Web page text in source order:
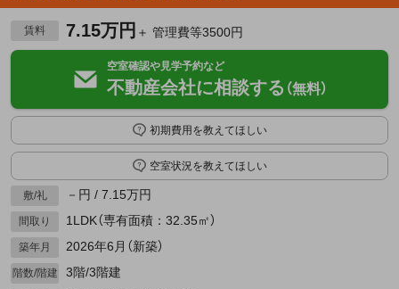
賃料 7.15万円 ＋ 管理費等3500円
空室確認や見学予約など
不動産会社に相談する （無料）
初期費用を教えてほしい
空室状況を教えてほしい
敷/礼 －円 / 7.15万円
間取り 1LDK（専有面積：32.35㎡）
築年月 2026年6月（新築）
階数/階建 3階/3階建